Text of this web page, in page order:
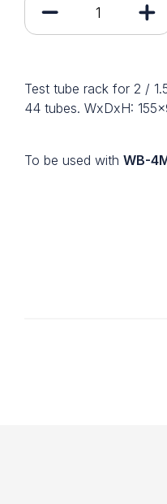
Test tube rack for 2 /
44 tubes. WxDxH:
To be used with WB-